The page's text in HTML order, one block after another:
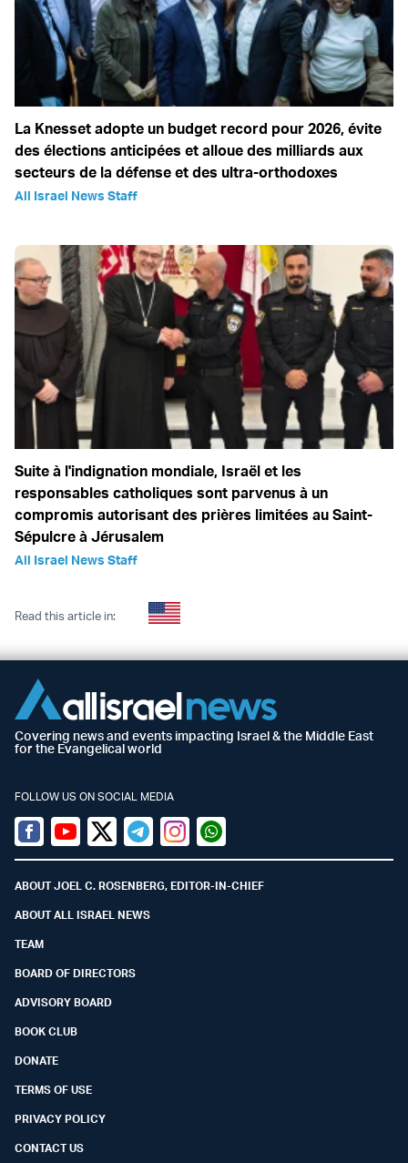
La Knesset adopte un budget record pour 2026, évite
des élections anticipées et alloue des milliards aux
secteurs de la défense et des ultra-orthodoxes
All Israel News Staff
Suite à l'indignation mondiale, Israël et les
responsables catholiques sont parvenus à un
compromis autorisant des prières limitées au Saint-
Sépulcre à Jérusalem
All Israel News Staff
Read this article in:
Covering news and events impacting Israel & the Middle East
for the Evangelical world
FOLLOW US ON SOCIAL MEDIA
Facebook
YoutubeTwitter (X)
TelegramInstagramWhatsapp
ABOUT JOEL C. ROSENBERG, EDITOR-IN-CHIEF
ABOUT ALL ISRAEL NEWS
TEAM
BOARD OF DIRECTORS
ADVISORY BOARD
BOOK CLUB
DONATE
TERMS OF USE
PRIVACY POLICY
CONTACT US